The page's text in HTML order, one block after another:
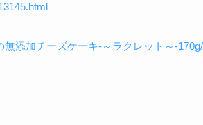
添加チーズケーキ-～ラクレット～-